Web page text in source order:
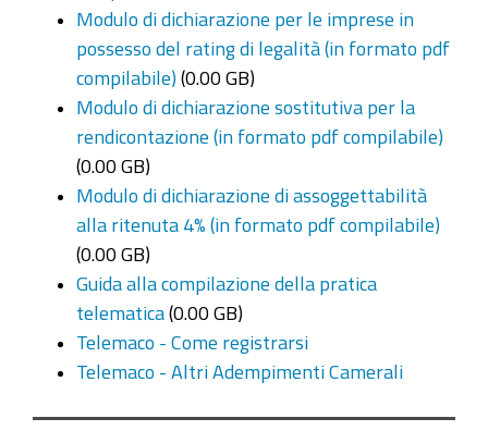
Modulo di dichiarazione per le imprese in
possesso del rating di legalità (in formato pdf
compilabile) (0.00 GB)
Modulo di dichiarazione sostitutiva per la
rendicontazione (in formato pdf compilabile)
(0.00 GB)
Modulo di dichiarazione di assoggettabilità
alla ritenuta 4% (in formato pdf compilabile)
(0.00 GB)
Guida alla compilazione della pratica
telematica (0.00 GB)
Telemaco - Come registrarsi
Telemaco - Altri Adempimenti Camerali